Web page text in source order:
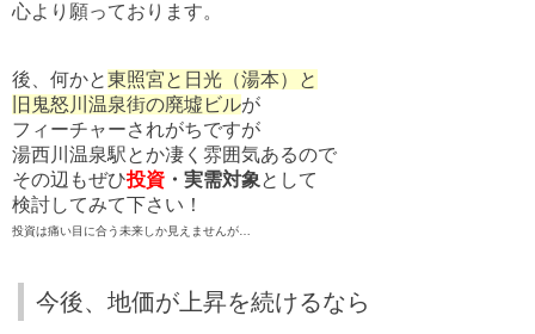
心より願っております。
後、何かと東照宮と日光（湯本）と
旧鬼怒川温泉街の廃墟ビルが
フィーチャーされがちですが
湯西川温泉駅とか凄く雰囲気あるので
その辺もぜひ投資 ・実需対象として
検討してみて下さい！
投資は痛い目に合う未来しか見えませんが…
今後、地価が上昇を続けるなら